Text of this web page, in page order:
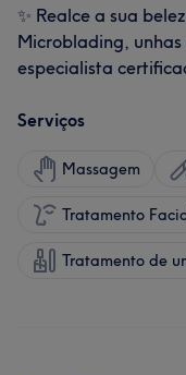
✨ Realce a sua
Microblading,
especialista
Serviços
Massagem
Tratamento
Tratamento de